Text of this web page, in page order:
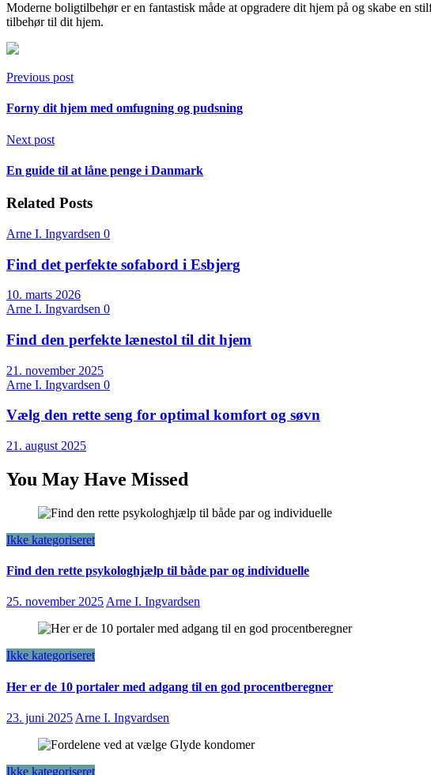
Moderne boligtilbehør er en fantastisk måde at opgradere dit hjem på og skabe en
tilbehør til dit hjem.
Previous post
Forny dit hjem med omfugning og pudsning
Next post
En guide til at låne penge i Danmark
Related Posts
Arne I. Ingvardsen 0
Find det perfekte sofabord i Esbjerg
10. marts 2026
Arne I. Ingvardsen 0
Find den perfekte lænestol til dit hjem
21. november 2025
Arne I. Ingvardsen 0
Vælg den rette seng for optimal komfort og søvn
21. august 2025
You May Have Missed
Ikke kategoriseret
Find den rette psykologhjælp til både par og individuelle
25. november 2025Arne I. Ingvardsen
Ikke kategoriseret
Her er de 10 portaler med adgang til en god procentberegner
23. juni 2025 Arne I. Ingvardsen
Ikke kategoriseret